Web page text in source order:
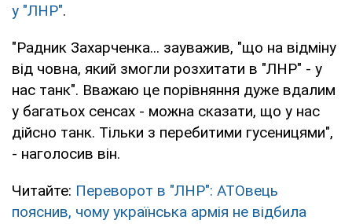
у "ЛНР".
"Радник Захарченка... зауважив, "що на відміну
від човна, який змогли розхитати в "ЛНР" - у
нас танк". Вважаю це порівняння дуже вдалим
у багатьох сенсах - можна сказати, що у нас
дійсно танк. Тільки з перебитими гусеницями",
- наголосив він.
Читайте: Переворот в "ЛНР": АТОвець
пояснив, чому українська армія не відбила